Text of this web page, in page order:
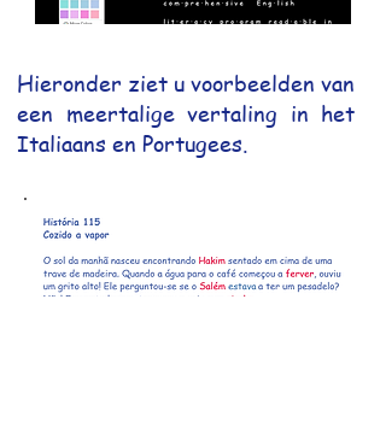
Hieronder ziet u voorbeelden van
een meertalige vertaling in het
Italiaans en Portugees.